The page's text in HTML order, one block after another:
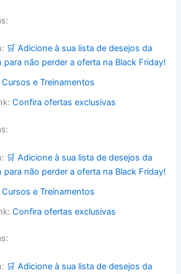
🛒 Adicione à sua lista de desejos da
para não perder a oferta na Black Friday!
Cursos e Treinamentos
Confira ofertas exclusivas
🛒 Adicione à sua lista de desejos da
para não perder a oferta na Black Friday!
Cursos e Treinamentos
Confira ofertas exclusivas
🛒 Adicione à sua lista de desejos da